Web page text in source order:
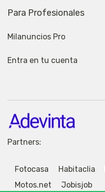
Para Profesionales
Milanuncios Pro
Entra en tu cuenta
Partners:
Fotocasa Habitaclia
Motos.net
Jobisjob